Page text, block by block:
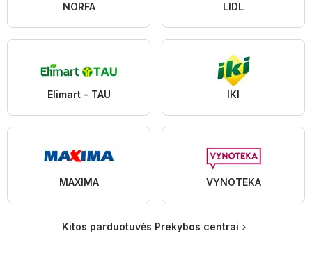
NORFA LIDL
Elimart - TAU IKI
MAXIMA VYNOTEKA
Kitos parduotuvės Prekybos centrai